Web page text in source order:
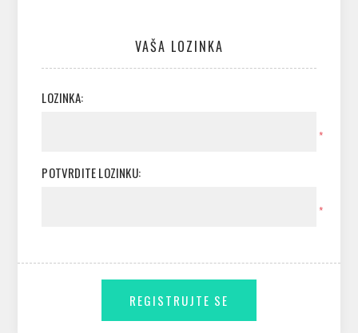
VAŠA LOZINKA
LOZINKA:
*
POTVRDITE LOZINKU:
*